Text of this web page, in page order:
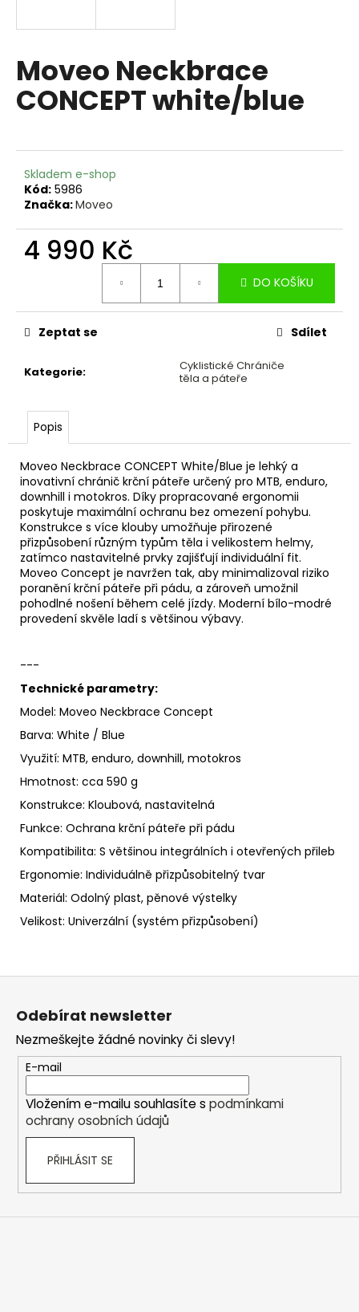
Moveo Neckbrace
CONCEPT white/blue
Skladem e-shop
Kód: 5986
Značka:Moveo
4 990 Kč
DO KOŠÍKU
Kategorie:
Cyklistické Chrániče
těla a páteře
Zeptat se Sdílet
Popis
Moveo Neckbrace CONCEPT White/Blue je lehký a
inovativní chránič krční páteře určený pro MTB, enduro,
downhill i motokros. Díky propracované ergonomii
poskytuje maximální ochranu bez omezení pohybu.
Konstrukce s více klouby umožňuje přirozené
přizpůsobení různým typům těla i velikostem helmy,
zatímco nastavitelné prvky zajišťují individuální fit.
Moveo Concept je navržen tak, aby minimalizoval riziko
poranění krční páteře při pádu, a zároveň umožnil
pohodlné nošení během celé jízdy. Moderní bílo-modré
provedení skvěle ladí s většinou výbavy.
---
Technické parametry:
Model: Moveo Neckbrace Concept
Barva: White / Blue
Využití: MTB, enduro, downhill, motokros
Hmotnost: cca 590 g
Konstrukce: Kloubová, nastavitelná
Funkce: Ochrana krční páteře při pádu
Kompatibilita: S většinou integrálních i otevřených přileb
Ergonomie: Individuálně přizpůsobitelný tvar
Materiál: Odolný plast, pěnové výstelky
Velikost: Univerzální (systém přizpůsobení)
í
t
?
D
o
u
e
PLÁŠŤ
MICHELIN
WILD
ENDURO
FRONT
29X2.40
RACING
LINE
KEVLAR
920
2
299
Kč
Z
Odebírat newsletter
Nezmeškejte žádné novinky či slevy!
E-mail
Vložením e-mailu souhlasíte s podmínkami
ochrany osobních údajů
PŘIHLÁSIT SE